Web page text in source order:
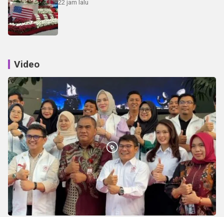
22 jam lalu
Video